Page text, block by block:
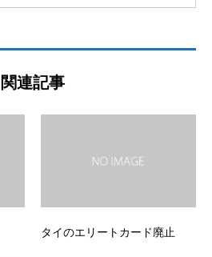
関連記事
タイのエリートカード廃止